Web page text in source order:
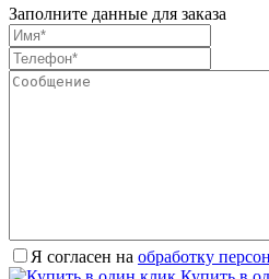
Заполните данные для заказа
Я согласен на обработку